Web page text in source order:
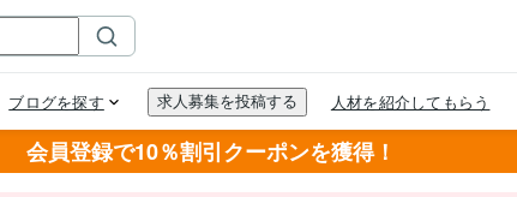
会員登録で10％割引クーポンを獲得！